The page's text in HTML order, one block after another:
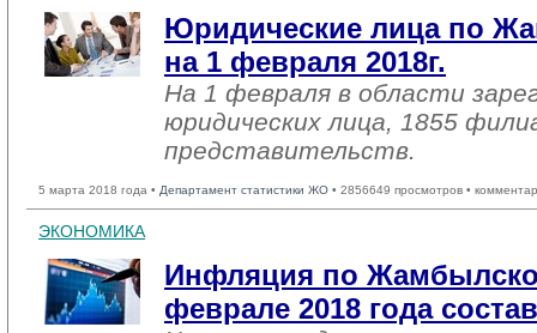
Юридические лица по
на 1 февраля 2018г.
На 1 февраля в области
юридических лица, 1855
представительств.
5 марта 2018 года • Департамент статистики ЖО • 2856649 просмотров •
ЭКОНОМИКА
Инфляция по
феврале 2018 года